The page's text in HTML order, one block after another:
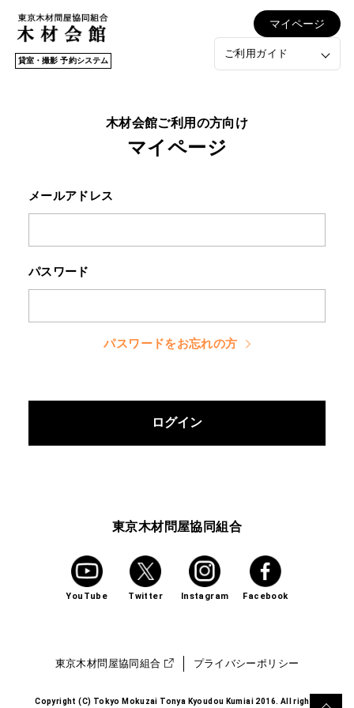
貸室・撮影 予約システム
ご利用ガイド
マイページ
木材会館ご利用の方向け
マイページ
メールアドレス
パスワード
パスワードをお忘れの方
ログイン
東京木材問屋協同組合
YouTube Twitter Instagram Facebook
東京木材問屋協同組合 プライバシーポリシー
Copyright (C) Tokyo Mokuzai Tonya Kyoudou Kumiai 2016. All rights